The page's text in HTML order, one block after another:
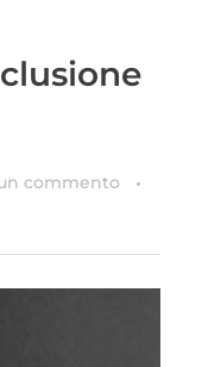
commento